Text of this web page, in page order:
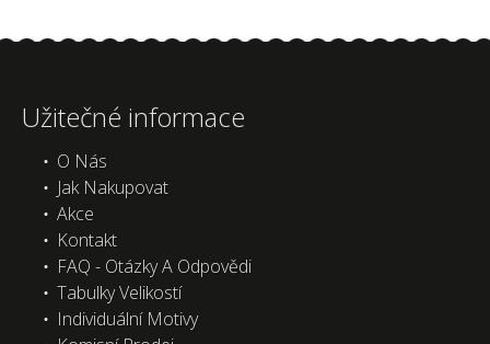
Užitečné informace
O Nás
Jak Nakupovat
Akce
Kontakt
FAQ - Otázky A Odpovědi
Tabulky Velikostí
Individuální Motivy